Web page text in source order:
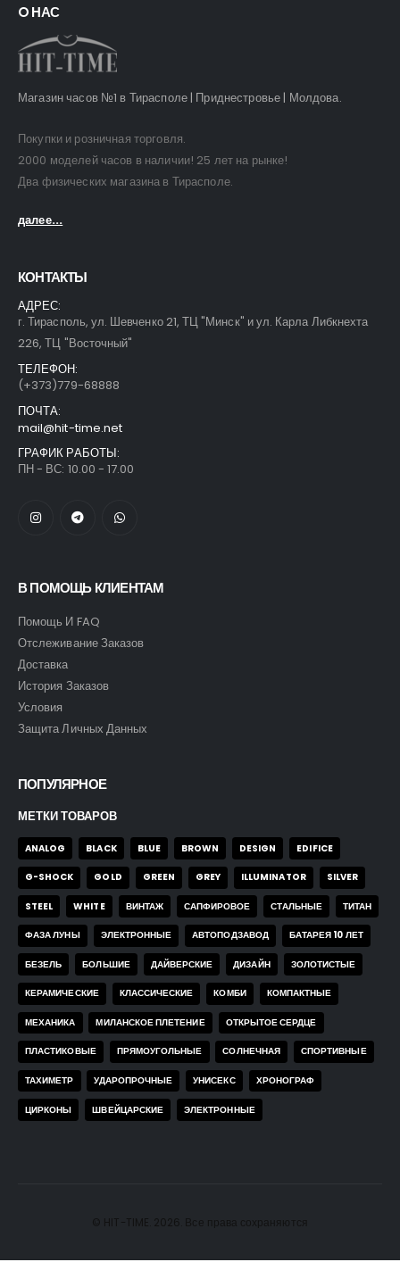
O НАС
Магазин часов №1 в Тирасполе | Приднестровье | Молдова.
Покупки и розничная торговля.
2000 моделей часов в наличии! 25 лет на рынке!
Два физических магазина в Тирасполе.
далее...
КОНТАКТЫ
АДРЕС:
г. Тирасполь, ул. Шевченко 21, ТЦ "Минск" и ул. Карла Либкнехта
226, ТЦ "Восточный"
ТЕЛЕФОН:
(+373)779-68888
ПОЧТА:
mail@hit-time.net
ГРАФИК РАБОТЫ:
ПН - ВС: 10.00 - 17.00
В ПОМОЩЬ КЛИЕНТАМ
Помощь И FAQ
Отслеживание Заказов
Доставка
История Заказов
Условия
Защита Личных Данных
ПОПУЛЯРНОЕ
МЕТКИ ТОВАРОВ
ANALOG BLACK BLUE BROWN DESIGN EDIFICE
G-SHOCK GOLD GREEN GREY ILLUMINATOR SILVER
STEEL WHITE ВИНТАЖ САПФИРОВОЕ СТАЛЬНЫЕ ТИТАН
ФАЗА ЛУНЫ ЭЛЕКТРОННЫЕ АВТОПОДЗАВОД БАТАРЕЯ 10 ЛЕТ
БЕЗЕЛЬ БОЛЬШИЕ ДАЙВЕРСКИЕ ДИЗАЙН ЗОЛОТИСТЫЕ
КЕРАМИЧЕСКИЕ КЛАССИЧЕСКИЕ КОМБИ КОМПАКТНЫЕ
МЕХАНИКА МИЛАНСКОЕ ПЛЕТЕНИЕ ОТКРЫТОЕ СЕРДЦЕ
ПЛАСТИКОВЫЕ ПРЯМОУГОЛЬНЫЕ СОЛНЕЧНАЯ СПОРТИВНЫЕ
ТАХИМЕТР УДАРОПРОЧНЫЕ УНИСЕКС ХРОНОГРАФ
ЦИРКОНЫ ШВЕЙЦАРСКИЕ ЭЛЕКТРОННЫЕ
© HIT-TIME. 2026. Все права сохраняются